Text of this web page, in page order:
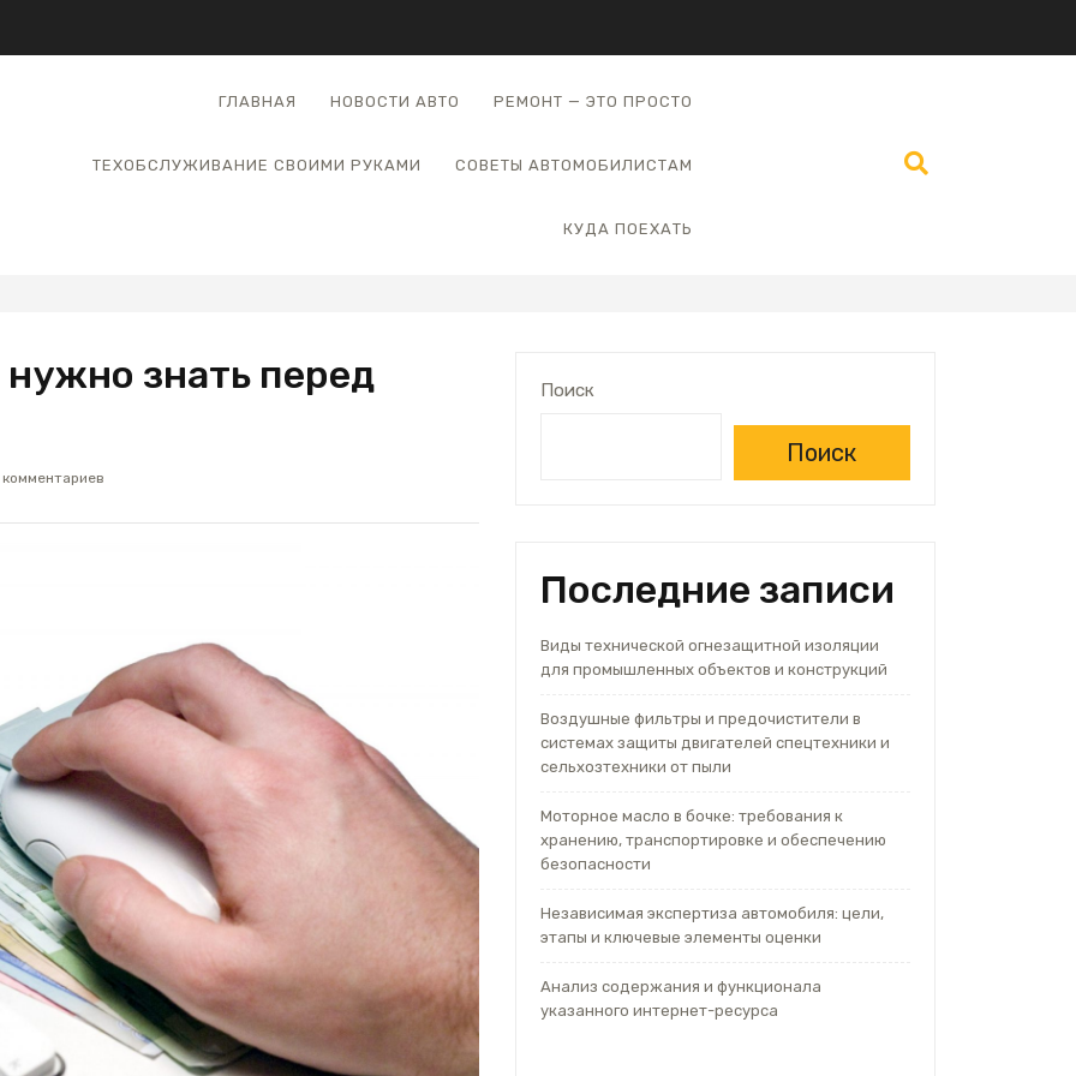
ГЛАВНАЯ НОВОСТИ АВТО РЕМОНТ — ЭТО ПРОСТО
ТЕХОБСЛУЖИВАНИЕ СВОИМИ РУКАМИ СОВЕТЫ АВТОМОБИЛИСТАМ
КУДА ПОЕХАТЬ
нужно знать перед
Поиск
Поиск
Последние записи
Виды технической огнезащитной изоляции
для промышленных объектов и конструкций
Воздушные фильтры и предочистители в
системах защиты двигателей спецтехники и
сельхозтехники от пыли
Моторное масло в бочке: требования к
хранению, транспортировке и обеспечению
безопасности
Независимая экспертиза автомобиля: цели,
этапы и ключевые элементы оценки
Анализ содержания и функционала
указанного интернет-ресурса